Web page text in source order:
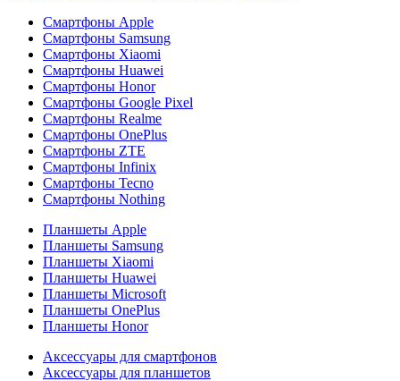
Смартфоны Apple
Смартфоны Samsung
Смартфоны Xiaomi
Смартфоны Huawei
Смартфоны Honor
Смартфоны Google Pixel
Смартфоны Realme
Смартфоны OnePlus
Смартфоны ZTE
Смартфоны Infinix
Смартфоны Tecno
Смартфоны Nothing
Планшеты Apple
Планшеты Samsung
Планшеты Xiaomi
Планшеты Huawei
Планшеты Microsoft
Планшеты OnePlus
Планшеты Honor
Аксессуары для смартфонов
Аксессуары для планшетов